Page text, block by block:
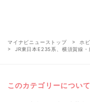
マイナビニューストップ ホ
JR東日本E235系、横須賀線
このカテゴリーについて